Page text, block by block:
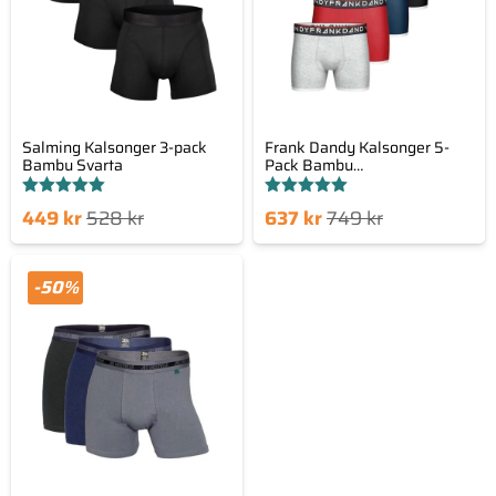
Salming Kalsonger 3-pack
Bambu Svarta
5.00
528kr
Det
priset
var:
528 kr.
449kr
Frank Dandy Kalsonger 5-
Pack Bambu
Svart/Blå/Röd/Grå
5.00
749kr
Det
ursprungliga
637kr
nuvarande
-50%